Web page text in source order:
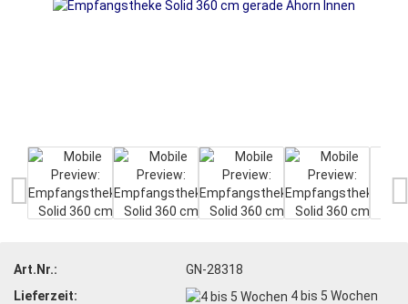
Art.Nr.:
GN-28318
Lieferzeit:
4 bis 5 Wochen